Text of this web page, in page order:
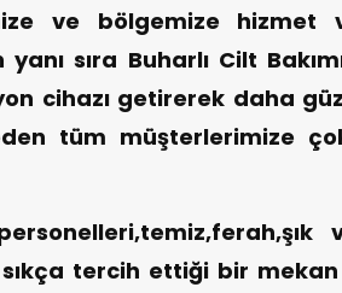
ve bölgemize hizmet
sıra Buharlı Cilt
cihazı getirerek daha
tüm müşterlerimize
tercih ettiği bir